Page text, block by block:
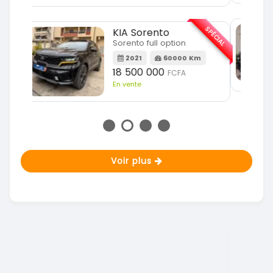
KIA Sportage
Sportage 2021
2021 78000 Km
14 500 000FCFA
En vente
SPÉCIAL
Voir plus